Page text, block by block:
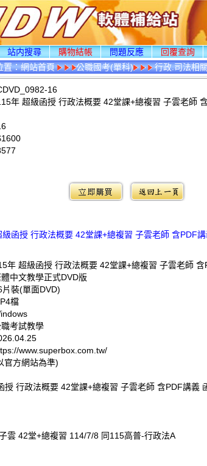
站内搜尋 購物結帳 問題反應 回覆查詢
置：網站首頁 公職國考(單科) 行政.司法相
16
年 超級函授 行政法概要 42堂課+總複習 子雲老師
級函授 行政法概要 42堂課+總複習 子雲老師 含PDF
年 超級函授 行政法概要 42堂課+總複習 子雲老師 含
中文教學正式DVD版
裝(單面DVD)
檔
考試教學
www.superbox.com.tw/
官方網站為準)
授 行政法概要 42堂課+總複習 子雲老師 含PDF講義
雲 42堂+總複習 114/7/8 同115高普-行政法A